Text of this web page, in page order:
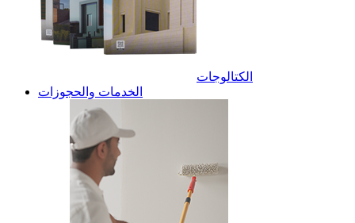
الكتالوجات
الخدمات والحجوزات